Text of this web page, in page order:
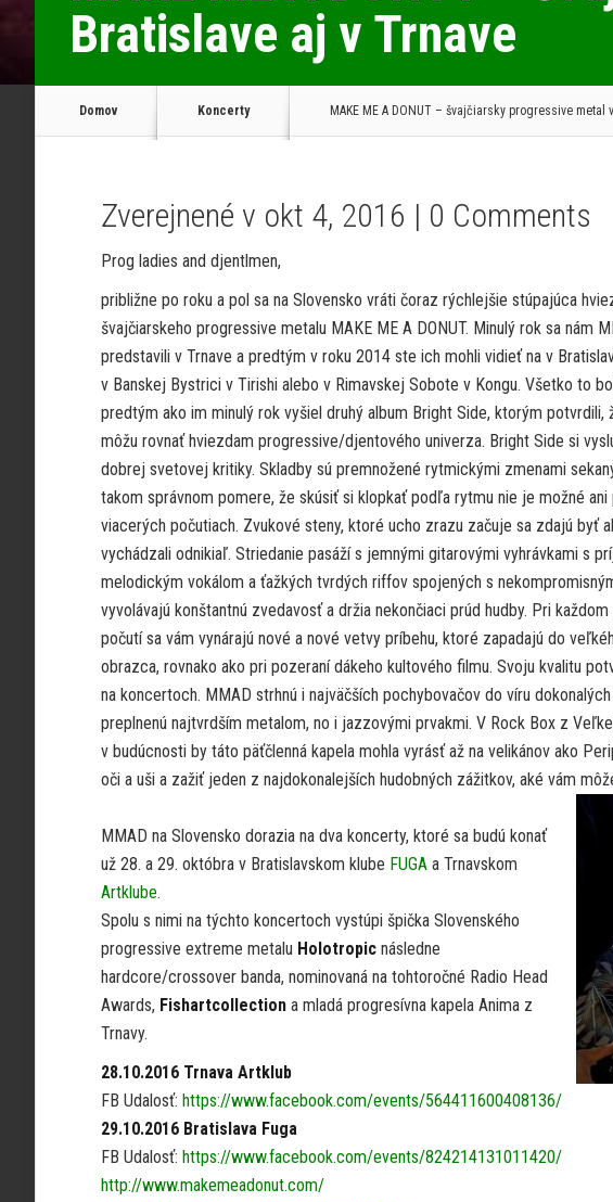
Bratislave aj v Trnave
Domov Koncerty MAKE ME A DONUT – švajčiarsky progressive metal
Zverejnené v okt 4, 2016 | 0 Comments
Prog ladies and djentlmen,
približne po roku a pol sa na Slovensko vráti čoraz rýchlejšie stúpajúca
švajčiarskeho progressive metalu MAKE ME A DONUT. Minulý rok sa nám
predstavili v Trnave a predtým v roku 2014 ste ich mohli vidieť na v
v Banskej Bystrici v Tirishi alebo v Rimavskej Sobote v Kongu. Všetko to
predtým ako im minulý rok vyšiel druhý album Bright Side, ktorým potvrdili,
môžu rovnať hviezdam progressive/djentového univerza. Bright Side si
dobrej svetovej kritiky. Skladby sú premnožené rytmickými zmenami
takom správnom pomere, že skúsiť si klopkať podľa rytmu nie je možné ani
viacerých počutiach. Zvukové steny, ktoré ucho zrazu začuje sa zdajú byť
vychádzali odnikiaľ. Striedanie pasáží s jemnými gitarovými vyhrávkami s
melodickým vokálom a ťažkých tvrdých riffov spojených s
vyvolávajú konštantnú zvedavosť a držia nekončiaci prúd hudby. Pri
počutí sa vám vynárajú nové a nové vetvy príbehu, ktoré zapadajú do
obrazca, rovnako ako pri pozeraní dákeho kultového filmu. Svoju kvalitu
na koncertoch. MMAD strhnú i najväčších pochybovačov do víru
preplnenú najtvrdším metalom, no i jazzovými prvakmi. V Rock Box z
v budúcnosti by táto päťčlenná kapela mohla vyrásť až na velikánov ako
oči a uši a zažiť jeden z najdokonalejších hudobných zážitkov, aké vám
MMAD na Slovensko dorazia na dva koncerty, ktoré sa budú konať
už 28. a 29. októbra v Bratislavskom klube FUGA a Trnavskom
Artklube.
Spolu s nimi na týchto koncertoch vystúpi špička Slovenského
progressive extreme metalu Holotropic následne
hardcore/crossover banda, nominovaná na tohtoročné Radio Head
Awards, Fishartcollection a mladá progresívna kapela Anima z
Trnavy.
28.10.2016 Trnava Artklub
FB Udalosť: https://www.facebook.com/events/564411600408136/
29.10.2016 Bratislava Fuga
FB Udalosť: https://www.facebook.com/events/824214131011420/
http://www.makemeadonut.com/